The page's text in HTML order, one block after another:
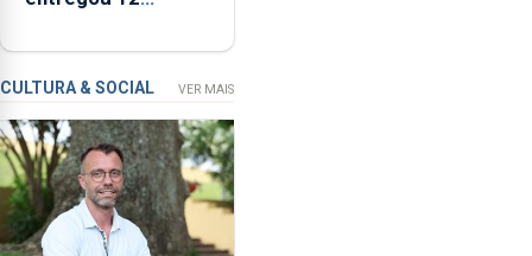
financiamento
para
os
bombeiros
dos
Açores
freguesia da Maia
CULTURA & SOCIAL VER MAIS